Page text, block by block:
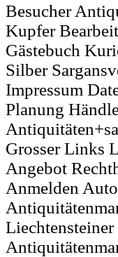
Besucher
Kupfer
Gästebuch
Silber
Impressum
Planung
Grosser Links
Angebot
Anmelden